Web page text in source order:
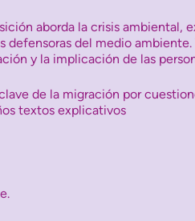
aborda la crisis ambiental,
defensoras del medio
y la implicación de las
de la migración por
textos explicativos